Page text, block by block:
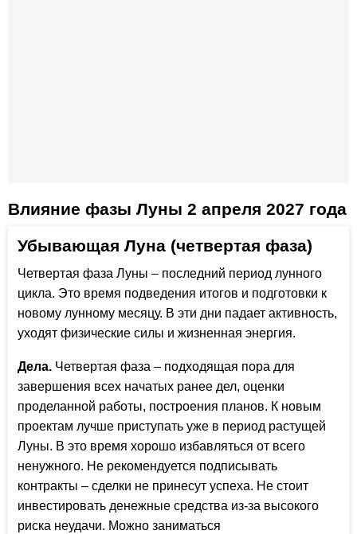
Влияние фазы Луны 2 апреля 2027 года
Убывающая Луна (четвертая фаза)
Четвертая фаза Луны – последний период лунного
цикла. Это время подведения итогов и подготовки к
новому лунному месяцу. В эти дни падает активность,
уходят физические силы и жизненная энергия.
Дела. Четвертая фаза – подходящая пора для
завершения всех начатых ранее дел, оценки
проделанной работы, построения планов. К новым
проектам лучше приступать уже в период растущей
Луны. В это время хорошо избавляться от всего
ненужного. Не рекомендуется подписывать
контракты – сделки не принесут успеха. Не стоит
инвестировать денежные средства из-за высокого
риска неудачи. Можно заниматься